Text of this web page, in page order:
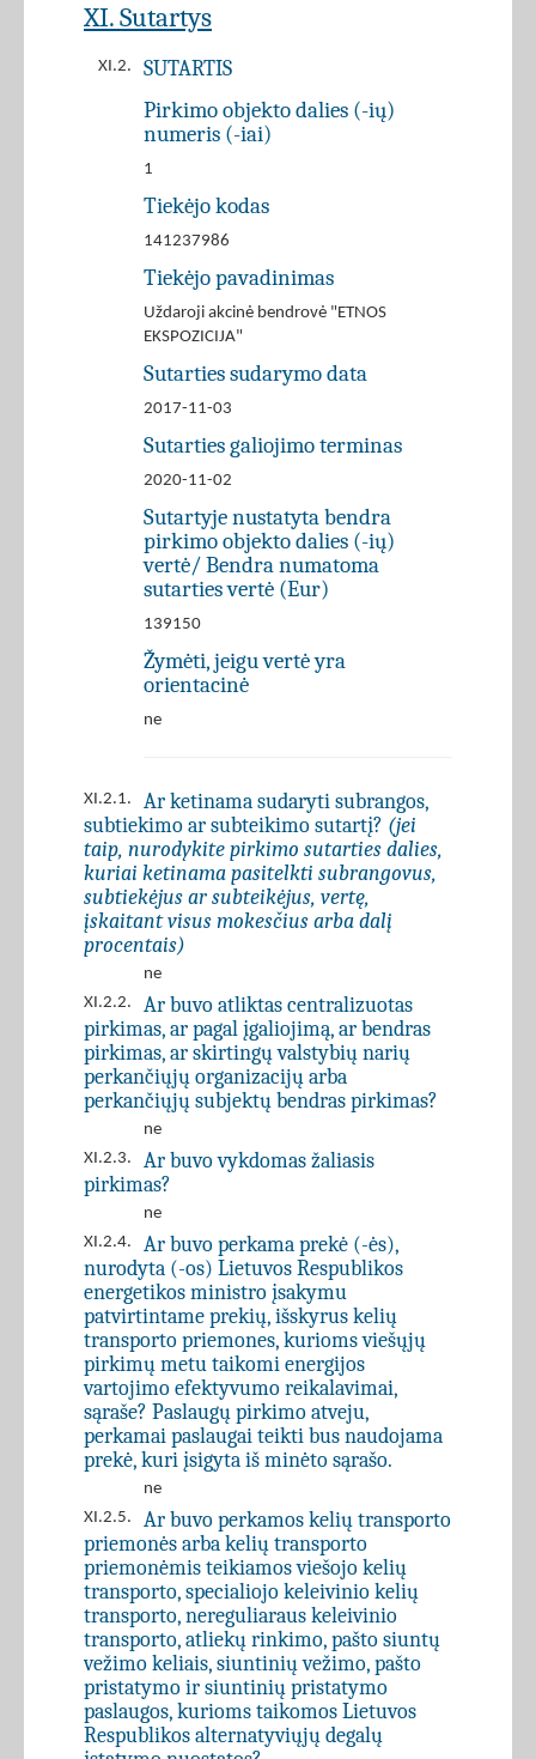
XI. Sutartys
XI.2. SUTARTIS
Pirkimo objekto dalies (-ių)
numeris (-iai)
1
Tiekėjo kodas
141237986
Tiekėjo pavadinimas
Uždaroji akcinė bendrovė "ETNOS
EKSPOZICIJA"
Sutarties sudarymo data
2017-11-03
Sutarties galiojimo terminas
2020-11-02
Sutartyje nustatyta bendra
pirkimo objekto dalies (-ių)
vertė/ Bendra numatoma
sutarties vertė (Eur)
139150
Žymėti, jeigu vertė yra
orientacinė
ne
XI.2.1.
Ar ketinama sudaryti subrangos,
subtiekimo ar subteikimo sutartį? (jei
taip, nurodykite pirkimo sutarties dalies,
kuriai ketinama pasitelkti subrangovus,
subtiekėjus ar subteikėjus, vertę,
įskaitant visus mokesčius arba dalį
procentais)
ne
XI.2.2.
Ar buvo atliktas centralizuotas
pirkimas, ar pagal įgaliojimą, ar bendras
pirkimas, ar skirtingų valstybių narių
perkančiųjų organizacijų arba
perkančiųjų subjektų bendras pirkimas?
ne
XI.2.3.
Ar buvo vykdomas žaliasis
pirkimas?
ne
XI.2.4.
Ar buvo perkama prekė (-ės),
nurodyta (-os) Lietuvos Respublikos
energetikos ministro įsakymu
patvirtintame prekių, išskyrus kelių
transporto priemones, kurioms viešųjų
pirkimų metu taikomi energijos
vartojimo efektyvumo reikalavimai,
sąraše? Paslaugų pirkimo atveju,
perkamai paslaugai teikti bus naudojama
prekė, kuri įsigyta iš minėto sąrašo.
ne
XI.2.5.
Ar buvo perkamos kelių transporto
priemonės arba kelių transporto
priemonėmis teikiamos viešojo kelių
transporto, specialiojo keleivinio kelių
transporto, nereguliaraus keleivinio
transporto, atliekų rinkimo, pašto siuntų
vežimo keliais, siuntinių vežimo, pašto
pristatymo ir siuntinių pristatymo
paslaugos, kurioms taikomos Lietuvos
Respublikos alternatyviųjų degalų